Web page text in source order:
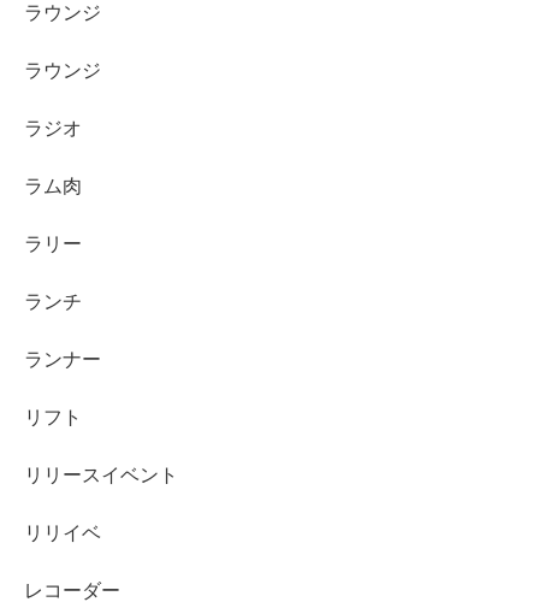
ラウンジ
ラウンジ
ラジオ
ラム肉
ラリー
ランチ
ランナー
リフト
リリースイベント
リリイベ
レコーダー